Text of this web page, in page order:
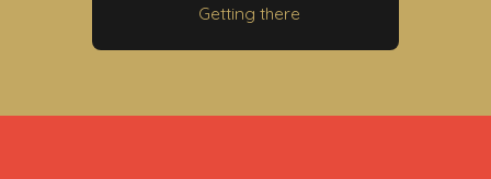
Getting there